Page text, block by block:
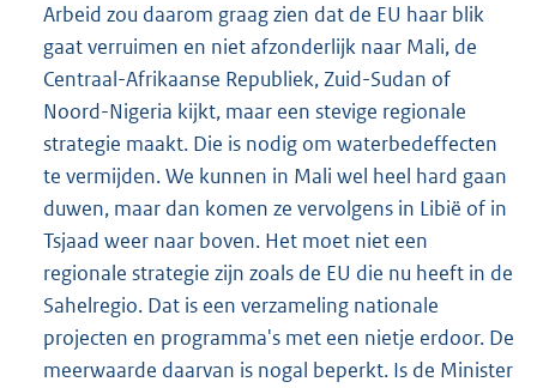
Arbeid zou daarom graag zien dat de EU haar blik
gaat verruimen en niet afzonderlijk naar Mali, de
Centraal-Afrikaanse Republiek, Zuid-Sudan of
Noord-Nigeria kijkt, maar een stevige regionale
strategie maakt. Die is nodig om waterbedeffecten
te vermijden. We kunnen in Mali wel heel hard gaan
duwen, maar dan komen ze vervolgens in Libië of in
Tsjaad weer naar boven. Het moet niet een
regionale strategie zijn zoals de EU die nu heeft in de
Sahelregio. Dat is een verzameling nationale
projecten en programma's met een nietje erdoor. De
meerwaarde daarvan is nogal beperkt. Is de Minister